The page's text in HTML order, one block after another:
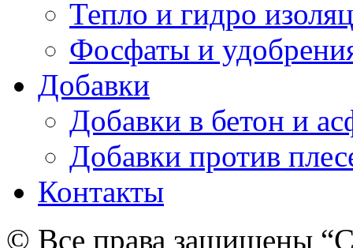
Тепло и гидро
Фосфаты и
Добавки
Добавки в бетон и
Добавки против
Контакты
© Все права защищены